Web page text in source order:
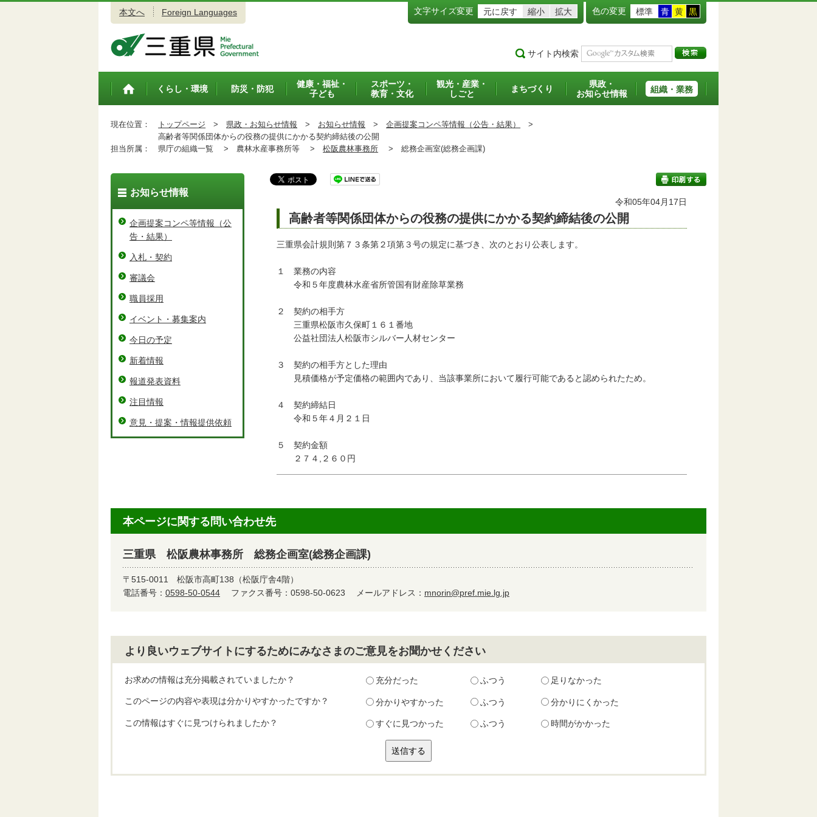
本文へ Foreign Languages 文字サイズ変更 元に戻す 縮小 拡大 色の変更 標準 青 黄 黒
サイト内検索
トップペ
くらし・環境 防災・防犯
健康・福祉・
子ども
スポーツ・
教育・文化
観光・産業・
しごと
まちづくり
県政・
お知らせ情報
組織・業務
現在位置： トップページ > 県政・お知らせ情報 > お知らせ情報 > 企画提案コンペ等情報（公告・結果）
>
高齢者等関係団体からの役務の提供にかかる契約締結後の公開
担当所属：
県庁の組織一覧 > 農林水産事務所等 > 松阪農林事務所 > 総務企画室(総務企画課)
印刷する
令和05年04月17日
高齢者等関係団体からの役務の提供にかかる契約締結後の公開
三重県会計規則第７３条第２項第３号の規定に基づき、次のとおり公表します。
１ 業務の内容
令和５年度農林水産省所管国有財産除草業務
２ 契約の相手方
三重県松阪市久保町１６１番地
公益社団法人松阪市シルバー人材センター
３ 契約の相手方とした理由
見積価格が予定価格の範囲内であり、当該事業所において履行可能であると認められたため。
４ 契約締結日
令和５年４月２１日
５ 契約金額
２７４,２６０円
お知らせ情報
企画提案コンペ等情報（公
告・結果）
入札・契約
審議会
職員採用
イベント・募集案内
今日の予定
新着情報
報道発表資料
注目情報
意見・提案・情報提供依頼
本ページに関する問い合わせ先
三重県 松阪農林事務所 総務企画室(総務企画課)
〒515-0011 松阪市高町138（松阪庁舎4階）
電話番号： 0598-50-0544 ファクス番号：0598-50-0623 メールアドレス： mnorin@pref.mie.lg.jp
より良いウェブサイトにするためにみなさまのご意見をお聞かせください
お求めの情報は充分掲載されていましたか？ 充分だった ふつう 足りなかった
このページの内容や表現は分かりやすかったですか？ 分かりやすかった ふつう 分かりにくかった
この情報はすぐに見つけられましたか？ すぐに見つかった ふつう 時間がかかった